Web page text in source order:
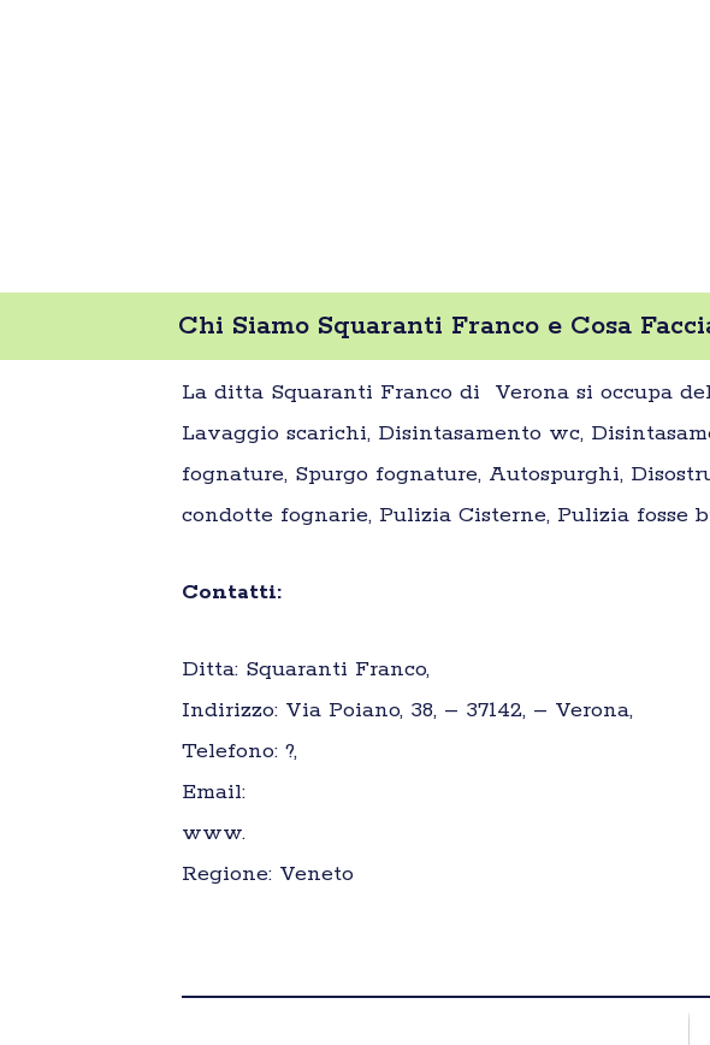
Chi Siamo Squaranti Franco e Cosa
La ditta Squaranti Franco di Verona si occupa
Lavaggio scarichi, Disintasamento wc,
fognature, Spurgo fognature, Autospurghi,
condotte fognarie, Pulizia Cisterne, Pulizia fosse
Contatti:
Ditta: Squaranti Franco,
Indirizzo: Via Poiano, 38, – 37142, – Verona,
Telefono: ?,
Email:
www.
Regione: Veneto